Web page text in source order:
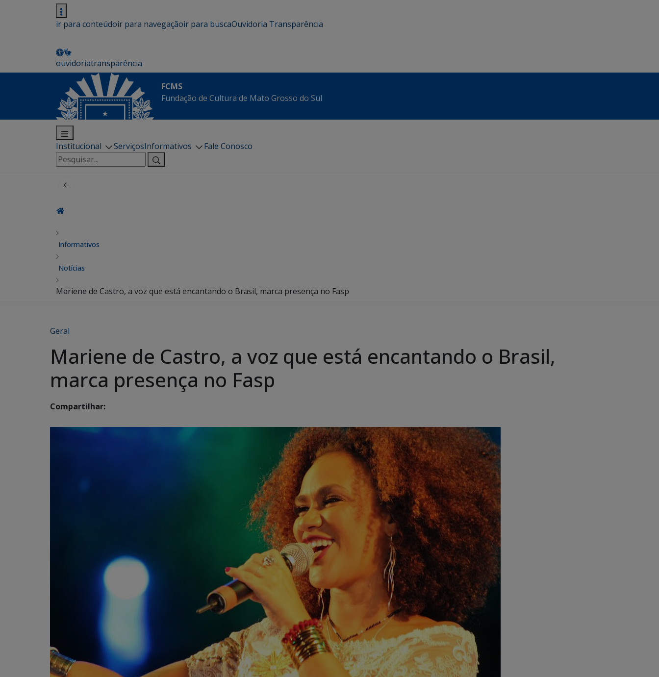
ir para conteúdoir para navegaçãoir para buscaOuvidoria Transparência
ouvidoriatransparência
FCMS
Fundação de Cultura de Mato Grosso do Sul
Institucional ServiçosInformativos
Fale Conosco
Pesquisar
por:
Informativos
Notícias
Mariene de Castro, a voz que está encantando o Brasil, marca presença no Fasp
Geral
Mariene de Castro, a voz que está encantando o Brasil,
marca presença no Fasp
Compartilhar: